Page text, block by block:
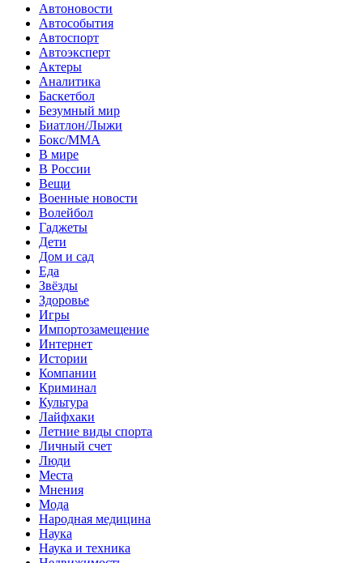
Автоновости
Автособытия
Автоспорт
Автоэксперт
Актеры
Аналитика
Баскетбол
Безумный мир
Биатлон/Лыжи
Бокс/MMA
В мире
В России
Вещи
Военные новости
Волейбол
Гаджеты
Дети
Дом и сад
Еда
Звёзды
Здоровье
Игры
Импортозамещение
Интернет
Истории
Компании
Криминал
Культура
Лайфхаки
Летние виды спорта
Личный счет
Люди
Места
Мнения
Мода
Народная медицина
Наука
Наука и техника